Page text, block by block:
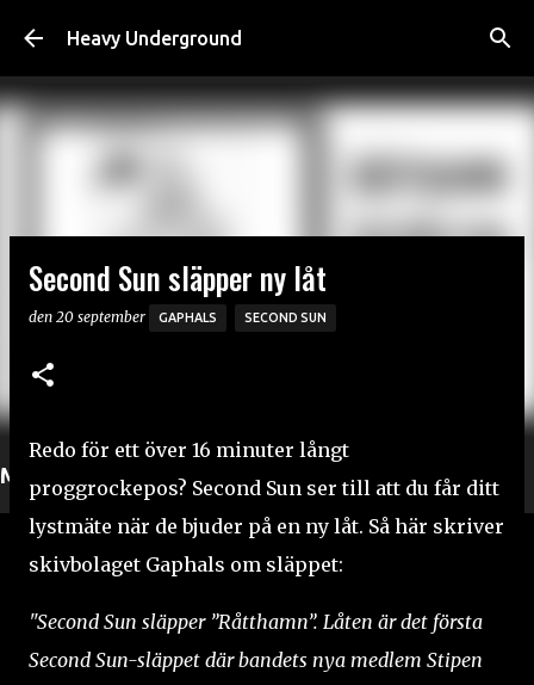
Fortsätt till huvudinnehåll
Heavy Underground
Mer läsning
Second Sun släpper ny låt
den 20 september GAPHALS SECOND SUN
Redo för ett över 16 minuter långt
proggrockepos? Second Sun ser till att du får ditt
lystmäte när de bjuder på en ny låt. Så här skriver
skivbolaget Gaphals om släppet:
"Second Sun släpper ”Råtthamn”. Låten är det första
Second Sun-släppet där bandets nya medlem Stipen